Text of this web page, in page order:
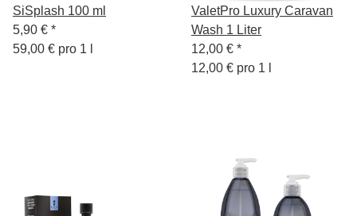
SiSplash 100 ml
5,90 € *
59,00 € pro 1 l
ValetPro Luxury Caravan
Wash 1 Liter
12,00 € *
12,00 € pro 1 l